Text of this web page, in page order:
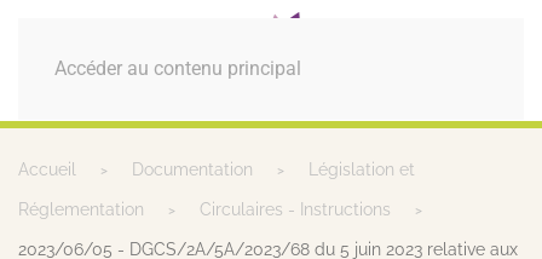
Accéder au contenu principal
MENU
Accueil Documentation Législation et
Réglementation Circulaires - Instructions
2023/06/05 - DGCS/2A/5A/2023/68 du 5 juin 2023 relative aux